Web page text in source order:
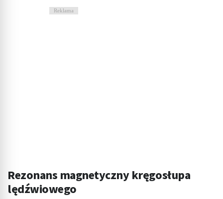
Reklama
Rezonans magnetyczny kręgosłupa
lędźwiowego